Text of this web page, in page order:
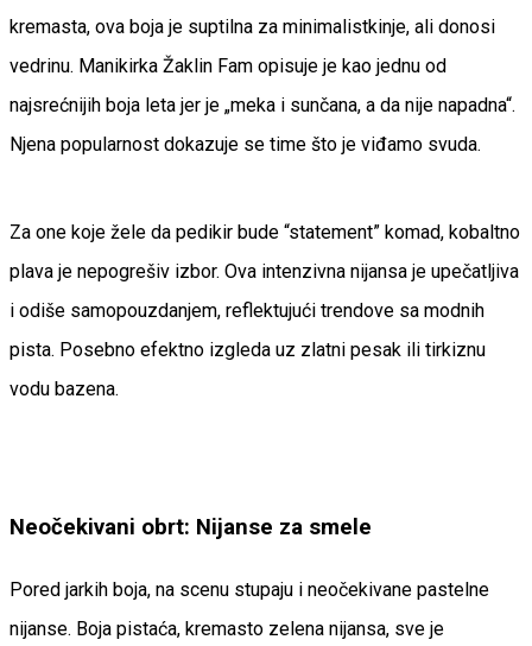
kremasta, ova boja je suptilna za minimalistkinje, ali donosi
vedrinu. Manikirka Žaklin Fam opisuje je kao jednu od
najsrećnijih boja leta jer je „meka i sunčana, a da nije napadna“.
Njena popularnost dokazuje se time što je viđamo svuda.
Za one koje žele da pedikir bude “statement” komad, kobaltno
plava je nepogrešiv izbor. Ova intenzivna nijansa je upečatljiva
i odiše samopouzdanjem, reflektujući trendove sa modnih
pista. Posebno efektno izgleda uz zlatni pesak ili tirkiznu
vodu bazena.
Neočekivani obrt: Nijanse za smele
Pored jarkih boja, na scenu stupaju i neočekivane pastelne
nijanse. Boja pistaća, kremasto zelena nijansa, sve je